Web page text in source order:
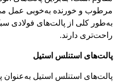
مرطوب و خورنده به‌خوبی عمل
به‌طور کلی از پالت‌های فولادی
راحت‌تری دارند.
پالت‌های استنلس استیل
پالت‌های استنلس استیل